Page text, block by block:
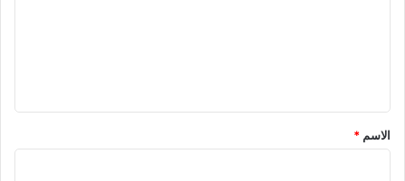
*
الاسم *